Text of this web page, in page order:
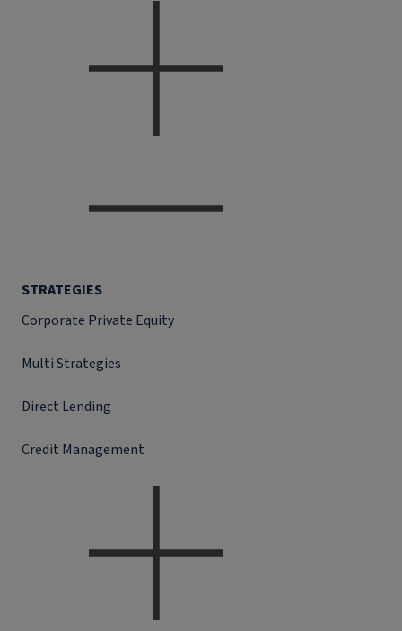
STRATEGIES
Corporate Private Equity
Multi Strategies
Direct Lending
Credit Management